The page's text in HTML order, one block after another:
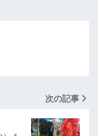
次の記事